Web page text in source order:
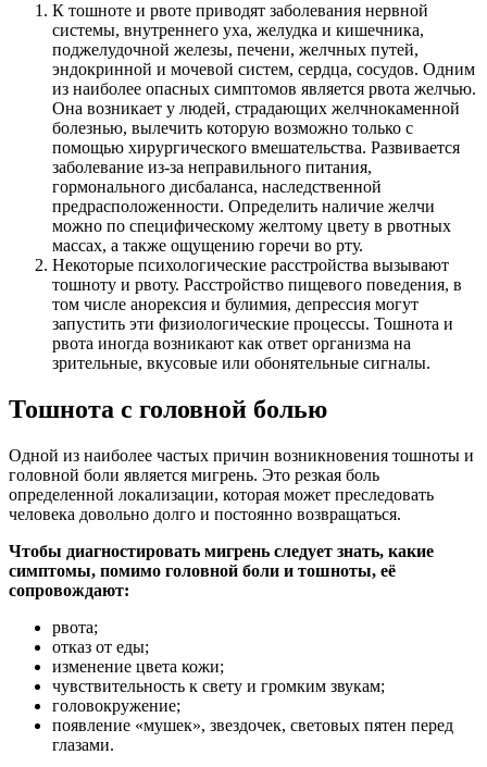
К тошноте и рвоте приводят заболевания нервной
системы, внутреннего уха, желудка и кишечника,
поджелудочной железы, печени, желчных путей,
эндокринной и мочевой систем, сердца, сосудов. Одним
из наиболее опасных симптомов является рвота желчью.
Она возникает у людей, страдающих желчнокаменной
болезнью, вылечить которую возможно только с
помощью хирургического вмешательства. Развивается
заболевание из-за неправильного питания,
гормонального дисбаланса, наследственной
предрасположенности. Определить наличие желчи
можно по специфическому желтому цвету в рвотных
массах, а также ощущению горечи во рту.
Некоторые психологические расстройства вызывают
тошноту и рвоту. Расстройство пищевого поведения, в
том числе анорексия и булимия, депрессия могут
запустить эти физиологические процессы. Тошнота и
рвота иногда возникают как ответ организма на
зрительные, вкусовые или обонятельные сигналы.
Тошнота с головной болью
Одной из наиболее частых причин возникновения тошноты и
головной боли является мигрень. Это резкая боль
определенной локализации, которая может преследовать
человека довольно долго и постоянно возвращаться.
Чтобы диагностировать мигрень следует знать, какие
симптомы, помимо головной боли и тошноты, её
сопровождают:
рвота;
отказ от еды;
изменение цвета кожи;
чувствительность к свету и громким звукам;
головокружение;
появление «мушек», звездочек, световых пятен перед
глазами.